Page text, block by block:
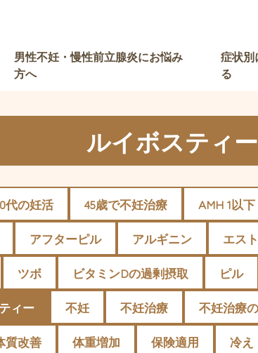
男性不妊・慢性前立腺炎にお悩み
方へ
症状別
る
ルイボスティー
代の妊活 45歳で不妊治療 AMH 1以下
アフターピル アルギニン エス
ツボ ビタミンDの過剰摂取 ピル
ィー 不妊 不妊治療 不妊治療
質改善 体重増加 保険適用 冷え